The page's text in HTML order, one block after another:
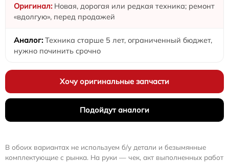
Новая, дорогая или редкая техника; ремонт
«вдолгую», перед продажей
Техника старше 5 лет, ограниченный бюджет,
нужно починить срочно
Хочу оригинальные запчасти
Подойдут аналоги
В обоих вариантах не используем б/у детали и безымянные
комплектующие с рынка. На руки — чек, акт выполненных работ